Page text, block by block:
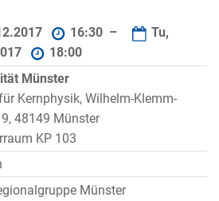
16:30 –
Tu,
18:00
Münster
Kernphysik, Wilhelm-Klemm-
48149 Münster
KP 103
Münster